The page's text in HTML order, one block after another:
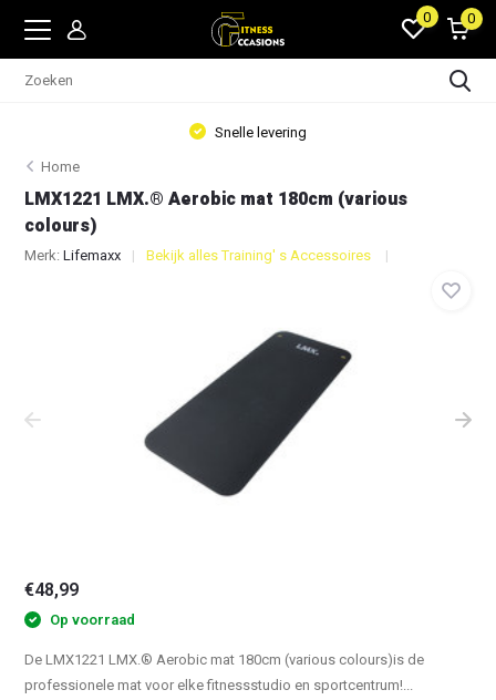
0 0
Snelle levering
Home
LMX1221 LMX.® Aerobic mat 180cm (various
colours)
Merk:Lifemaxx Bekijk alles Training' s Accessoires
€48,99
Op voorraad
De LMX1221 LMX.® Aerobic mat 180cm (various colours)is de
professionele mat voor elke fitnessstudio en sportcentrum!...